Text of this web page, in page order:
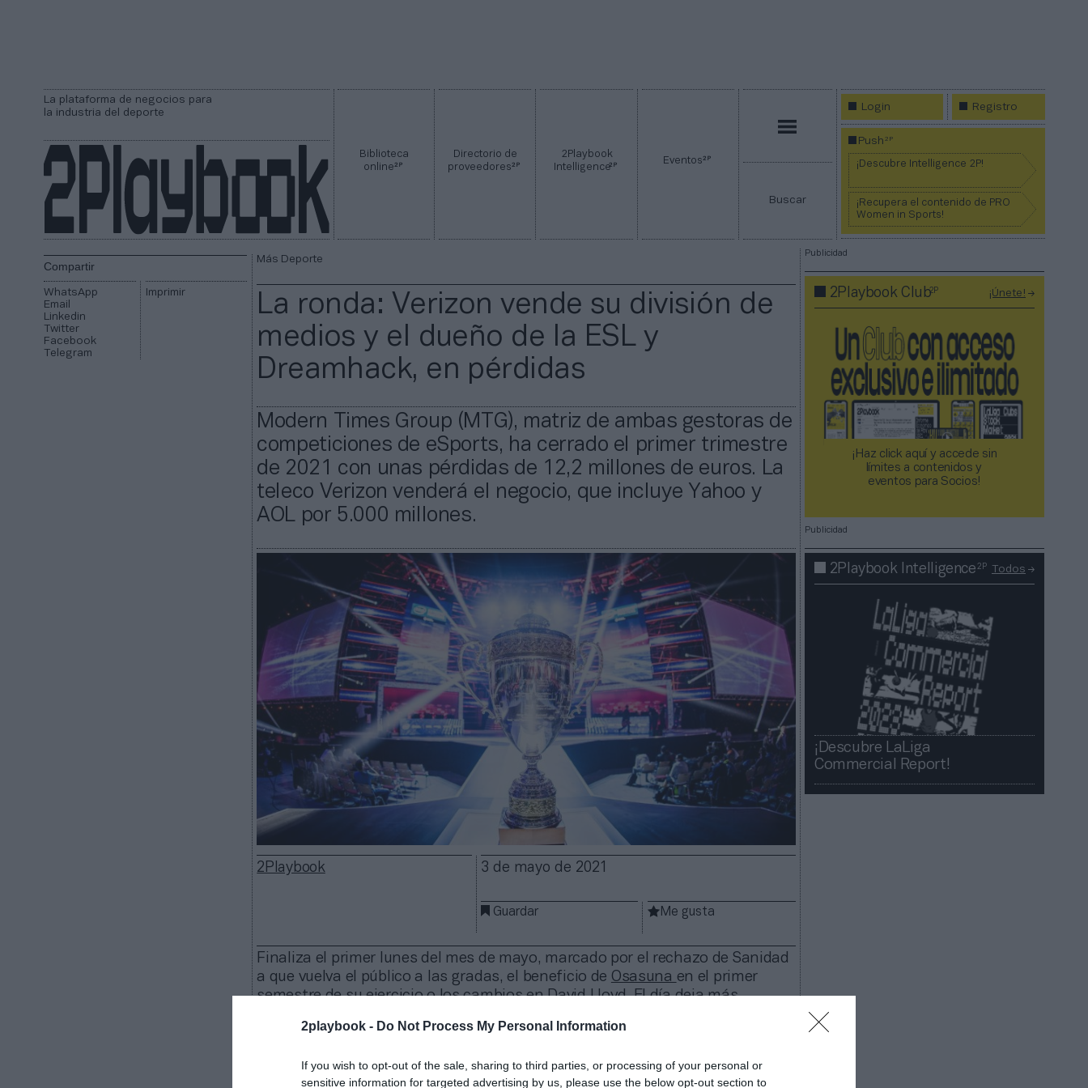
2playbook - Do Not Process My Personal Information
If you wish to opt-out of the sale, sharing to third parties, or processing of your personal or
sensitive information for targeted advertising by us, please use the below opt-out section to
La plataforma de negocios para
la industria del deporte
Biblioteca
online2P
Directorio de
proveedores2P
2Playbook
Intelligence2P Eventos2P
Buscar
Login Registro
Push2P
¡Descubre Intelligence 2P!
¡Recupera el contenido de PRO
Women in Sports!
Compartir
WhatsApp
Email
Linkedin
Twitter
Facebook
Telegram
Imprimir
Más Deporte
La ronda: Verizon vende su división de
medios y el dueño de la ESL y
Dreamhack, en pérdidas
Modern Times Group (MTG), matriz de ambas gestoras de
competiciones de eSports, ha cerrado el primer trimestre
de 2021 con unas pérdidas de 12,2 millones de euros. La
teleco Verizon venderá el negocio, que incluye Yahoo y
AOL por 5.000 millones.
2Playbook 3 de mayo de 2021
Guardar Me gusta
Finaliza el primer lunes del mes de mayo, marcado por el rechazo de Sanidad
a que vuelva el público a las gradas, el beneficio de Osasuna en el primer
semestre de su ejercicio o los cambios en David Lloyd. El día deja más
Verizon venderá su división de medios al fondo Apollo Global
Publicidad
2Playbook Club2P ¡Únete!
¡Haz click aquí y accede sin
límites a contenidos y
eventos para Socios!​​​​​​​
Publicidad
2Playbook Intelligence2P Todos
¡Descubre LaLiga
Commercial Report!​​